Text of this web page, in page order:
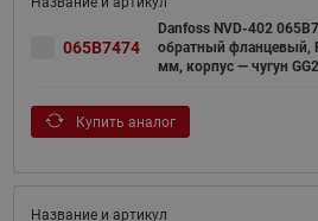
065B7474
Danfoss NVD-402
обратный фланцевый,
мм, корпус — чугун
Купить аналог